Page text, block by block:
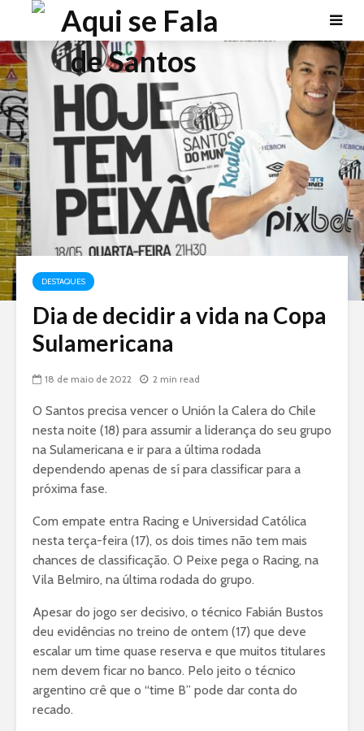
DESTAQUES
Dia de decidir a vida na Copa
Sulamericana
18 de maio de 2022 2 min read
O Santos precisa vencer o Unión la Calera do Chile
nesta noite (18) para assumir a liderança do seu grupo
na Sulamericana e ir para a última rodada
dependendo apenas de sí para classificar para a
próxima fase.
Com empate entra Racing e Universidad Católica
nesta terça-feira (17), os dois times não tem mais
chances de classificação. O Peixe pega o Racing, na
Vila Belmiro, na última rodada do grupo.
Apesar do jogo ser decisivo, o técnico Fabián Bustos
deu evidências no treino de ontem (17) que deve
escalar um time quase reserva e que muitos titulares
nem devem ficar no banco. Pelo jeito o técnico
argentino crê que o “time B” pode dar conta do
recado.